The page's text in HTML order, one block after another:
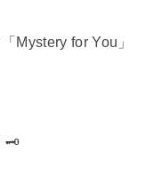
Mystery for You」
🗝